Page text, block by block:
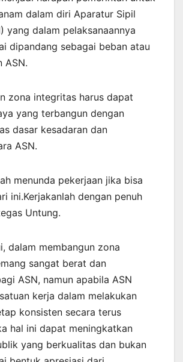
dalam diri Aparatur Sipil
yang dalam pelaksanaannya
dipandang sebagai beban atau
ASN.
zona integritas harus dapat
yang terbangun dengan
dasar kesadaran dan
ASN.
menunda pekerjaan jika bisa
ini.Kerjakanlah dengan penuh
Untung.
dalam membangun zona
sangat berat dan
ASN, namun apabila ASN
kerja dalam melakukan
konsisten secara terus
hal ini dapat meningkatkan
yang berkualitas dan bukan